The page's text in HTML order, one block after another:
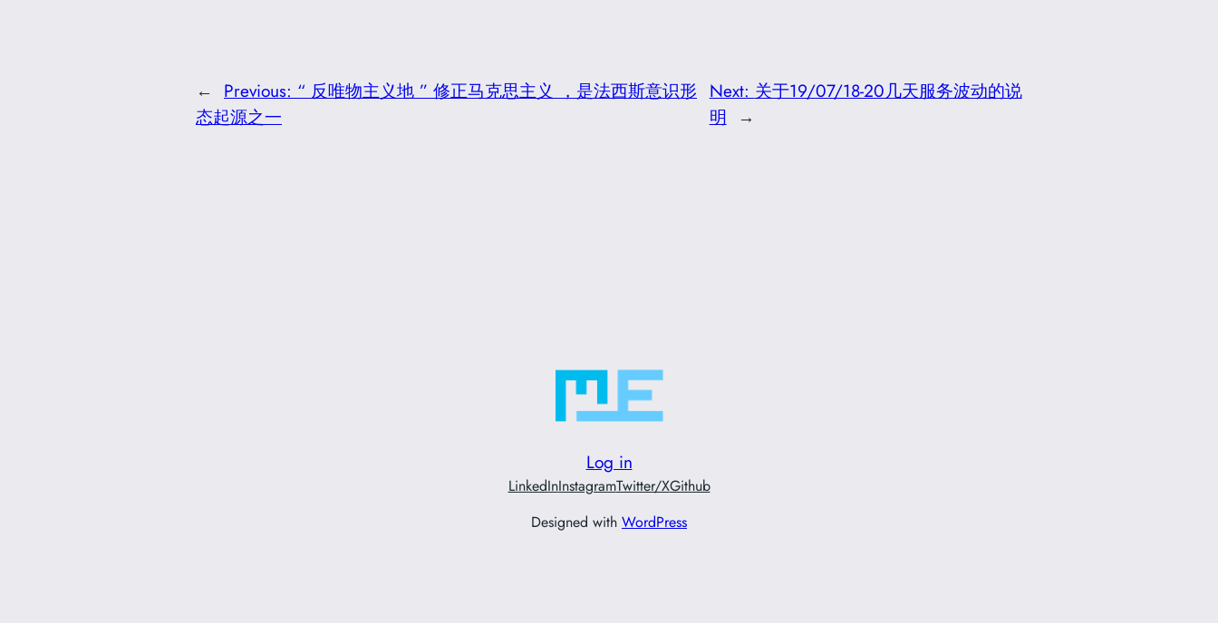
← Previous: “ 反唯物主义地 ” 修正马克思主义 ，是法西斯意识形
态起源之一
Next: 关于19/07/18-20几天服务波动的说
明 →
Log in
LinkedInInstagramTwitter/XGithub
Designed with WordPress